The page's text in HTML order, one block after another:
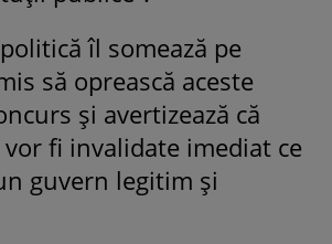
îl somează pe
să oprească aceste
și avertizează că
fi invalidate imediat ce
guvern legitim și